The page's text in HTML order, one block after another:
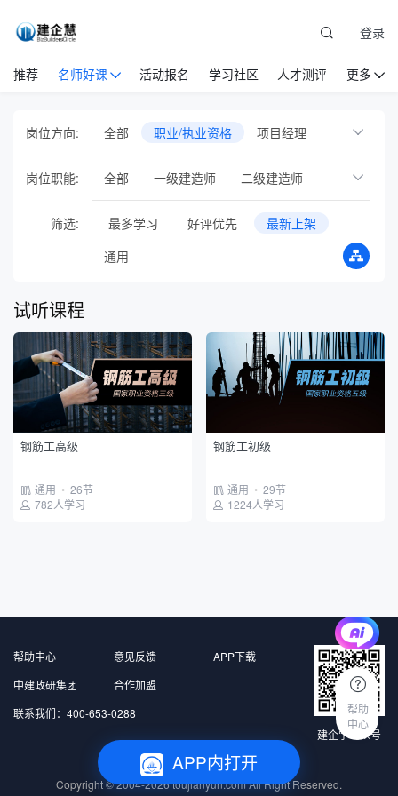
推荐 名师好课 活动报名 学习社区 人才测评 更多
登录
岗位方向: 全部 职业/执业资格
项目经理
安全管理
EPC项目管理
国际工程管理
工程项目基础岗位
人力资源管理
企业管理
行业会议
音频课
专题直播
在线训练营
智库方法论
AI人工智能
BIM
试验员 投融资
测量员
政府平台
建设单位 项目班组
岗位职能: 全部 一级建造师
二级建造师
筛选: 最多学习 好评优先
最新上架
通用
试听课程
钢筋工高级
通用 • 26节
782人学习
钢筋工初级
通用 • 29节
1224人学习
APP内打开
帮助中心 意见反馈
APP下载
中建政研集团
合作加盟
联系我们：400-653-0288
建企学公众号
北京中建政研信息科技有限公司 版权所有
Copyright © 2004-2026toujianyun.comAll Right Reserved.
帮助
中心